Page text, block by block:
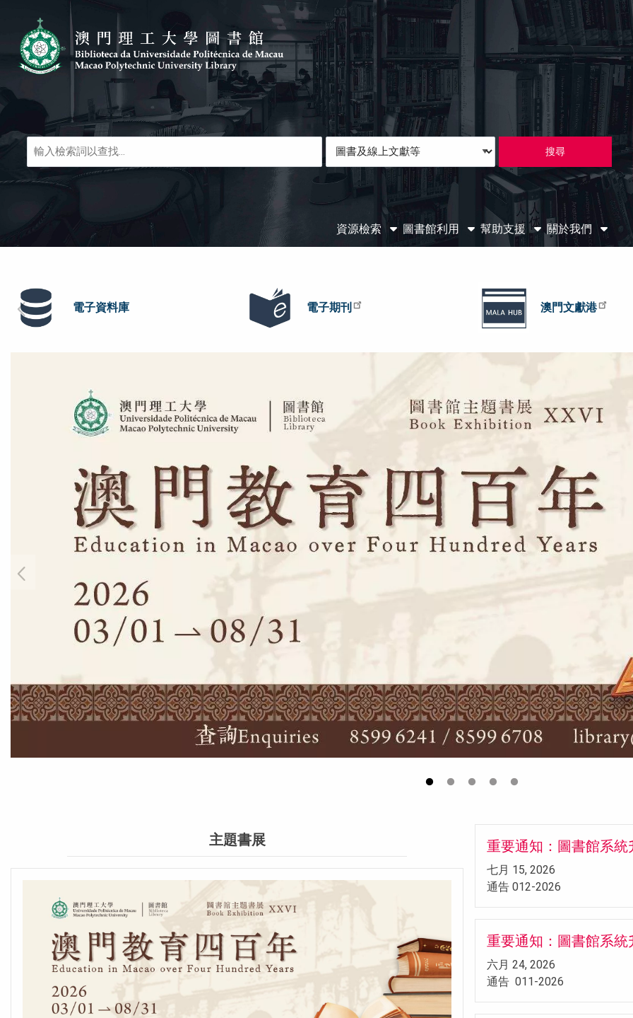
Skip to main navigation
Skip to search bar
跳转到主要内容
Skip to footer
Loading icon
Search
Type
圖
書
文
等
資源檢索 圖書館利用 幫助支援 關於我們
Homepage-zh
電子資料庫
電子期刊
澳門文獻港
主題書展 重要通知：圖書館系統
七月 15, 2026
通告 012-2026
重要通知：圖書館系
六月 24, 2026
通告 011-2026